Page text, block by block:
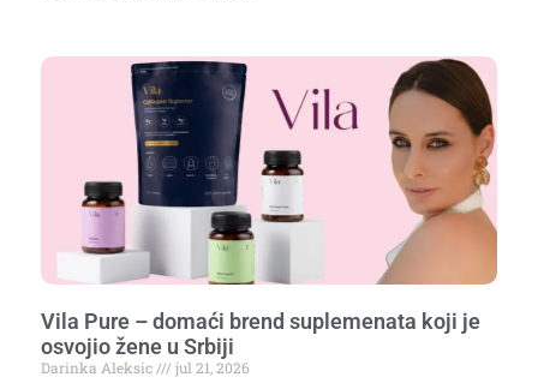
Vila Pure – domaći brend suplemenata koji je
osvojio žene u Srbiji
Darinka Aleksic jul 21, 2026